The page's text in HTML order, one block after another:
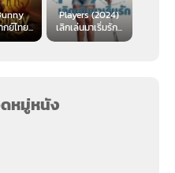
ย์ไทย...
Players (2024)
เลิกเล่นมาเริ่มรัก...
หมู่หนัง